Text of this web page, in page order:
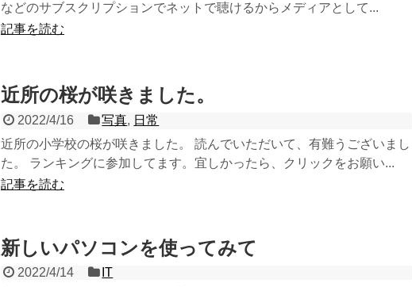
などのサブスクリプションでネットで聴けるからメディアとして...
記事を読む
近所の桜が咲きました。
2022/4/16 写真, 日常
近所の小学校の桜が咲きました。 読んでいただいて、有難うございまし
た。 ランキングに参加してます。宜しかったら、クリックをお願い...
記事を読む
新しいパソコンを使ってみて
2022/4/14
IT